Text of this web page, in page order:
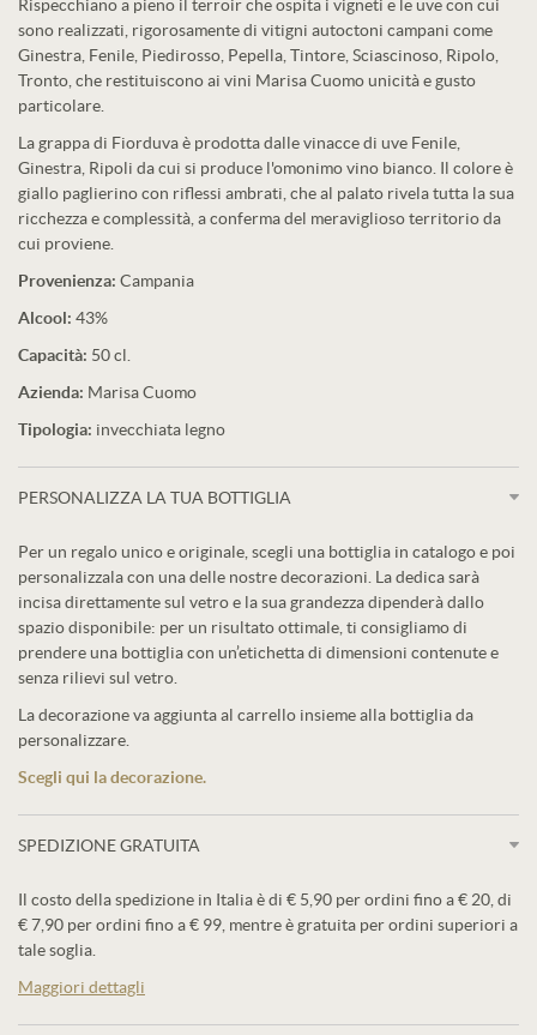
Rispecchiano a pieno il terroir che ospita i vigneti e le uve con cui
sono realizzati, rigorosamente di vitigni autoctoni campani come
Ginestra, Fenile, Piedirosso, Pepella, Tintore, Sciascinoso, Ripolo,
Tronto, che restituiscono ai vini Marisa Cuomo unicità e gusto
particolare.
La grappa di Fiorduva è prodotta dalle vinacce di uve Fenile,
Ginestra, Ripoli da cui si produce l'omonimo vino bianco. Il colore è
giallo paglierino con riflessi ambrati, che al palato rivela tutta la sua
ricchezza e complessità, a conferma del meraviglioso territorio da
cui proviene.
Provenienza: Campania
Alcool: 43%
Capacità: 50 cl.
Azienda: Marisa Cuomo
Tipologia: invecchiata legno
PERSONALIZZA LA TUA BOTTIGLIA
Per un regalo unico e originale, scegli una bottiglia in catalogo e poi
personalizzala con una delle nostre decorazioni. La dedica sarà
incisa direttamente sul vetro e la sua grandezza dipenderà dallo
spazio disponibile: per un risultato ottimale, ti consigliamo di
prendere una bottiglia con un’etichetta di dimensioni contenute e
senza rilievi sul vetro.
La decorazione va aggiunta al carrello insieme alla bottiglia da
personalizzare.
Scegli qui la decorazione.
SPEDIZIONE GRATUITA
Il costo della spedizione in Italia è di € 5,90 per ordini fino a € 20, di
€ 7,90 per ordini fino a € 99, mentre è gratuita per ordini superiori a
tale soglia.
Maggiori dettagli